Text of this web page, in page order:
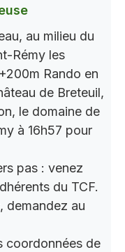
au milieu du
Rémy les
Rando en
de Breteuil,
le domaine de
à 16h57 pour
pas : venez
du TCF.
demandez au
coordonnées de